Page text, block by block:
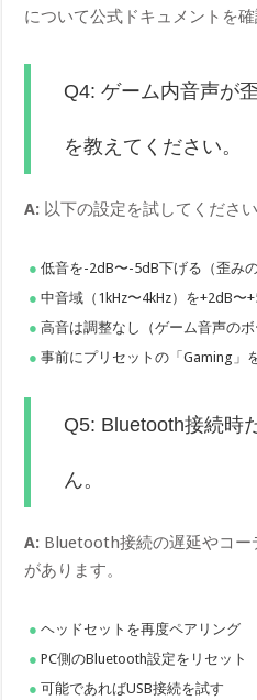
について公式ドキュメントを確
Q4: ゲーム内音声が
を教えてください。
A: 以下の設定を試してください
低音を-2dB〜-5dB下げる（歪みの
中音域（1kHz〜4kHz）を+2dB〜
高音は調整なし（ゲーム音声のボ
事前にプリセットの「Gaming」
Q5: Bluetooth接続時
ん。
A: Bluetooth接続の遅延やコー
があります。
ヘッドセットを再度ペアリング
PC側のBluetooth設定をリセット
可能であればUSB接続を試す